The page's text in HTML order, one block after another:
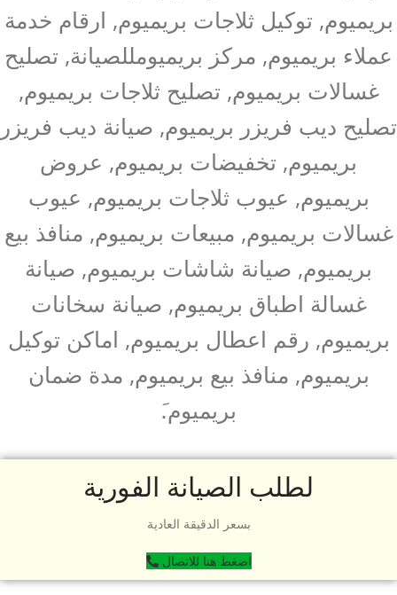
بريميوم, توكيل ثلاجات بريميوم, ارقام خدمة
عملاء بريميوم, مركز بريميومللصيانة, تصليح
غسالات بريميوم, تصليح ثلاجات بريميوم,
تصليح ديب فريزر بريميوم, صيانة ديب فريزر
بريميوم, تخفيضات بريميوم, عروض
بريميوم, عيوب ثلاجات بريميوم, عيوب
غسالات بريميوم, مبيعات بريميوم, منافذ بيع
بريميوم, صيانة شاشات بريميوم, صيانة
غسالة اطباق بريميوم, صيانة سخانات
بريميوم, رقم اعطال بريميوم, اماكن توكيل
بريميوم, منافذ بيع بريميوم, مدة ضمان
بريميوم.َ
لطلب الصيانة الفورية
بسعر الدقيقة العادية
اضغط هنا للاتصال